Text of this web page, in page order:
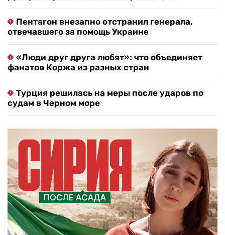
Пентагон внезапно отстранил генерала,
отвечавшего за помощь Украине
«Люди друг друга любят»: что объединяет
фанатов Коржа из разных стран
Турция решилась на меры после ударов по
судам в Черном море